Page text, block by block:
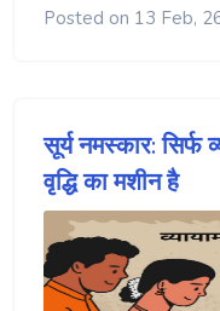
Posted on 13 Feb,
सूर्य नमस्कार: सिर्फ
वृद्धि का मशीन है